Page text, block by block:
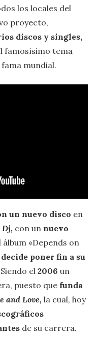
los locales del
proyecto,
discos y singles,
famosísimo tema
mundial.
un nuevo disco en
con un nuevo
«Depends on
poner fin a su
Siendo el 2006 un
puesto que funda
and Love, la cual, hoy
de su carrera.